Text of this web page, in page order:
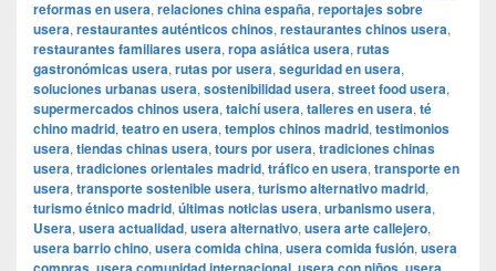
reformas en usera, relaciones china españa, reportajes sobre
usera, restaurantes auténticos chinos, restaurantes chinos usera,
restaurantes familiares usera, ropa asiática usera, rutas
gastronómicas usera, rutas por usera, seguridad en usera,
soluciones urbanas usera, sostenibilidad usera, street food usera,
supermercados chinos usera, taichí usera, talleres en usera, té
chino madrid, teatro en usera, templos chinos madrid, testimonios
usera, tiendas chinas usera, tours por usera, tradiciones chinas
usera, tradiciones orientales madrid, tráfico en usera, transporte en
usera, transporte sostenible usera, turismo alternativo madrid,
turismo étnico madrid, últimas noticias usera, urbanismo usera,
Usera, usera actualidad, usera alternativo, usera arte callejero,
usera barrio chino, usera comida china, usera comida fusión, usera